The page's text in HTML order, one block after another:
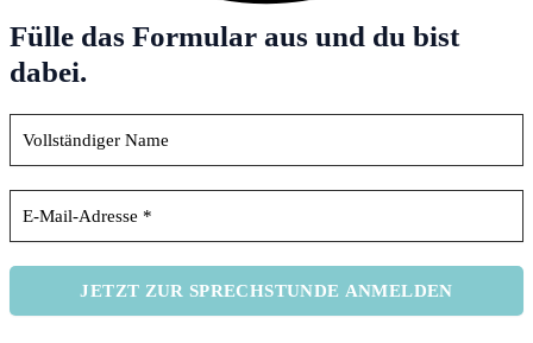
Fülle das Formular aus und du bist
dabei.